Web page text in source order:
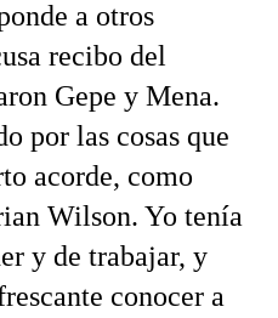
a otros
recibo del
Gepe y Mena.
por las cosas que
acorde, como
Wilson. Yo tenía
y de trabajar, y
conocer a